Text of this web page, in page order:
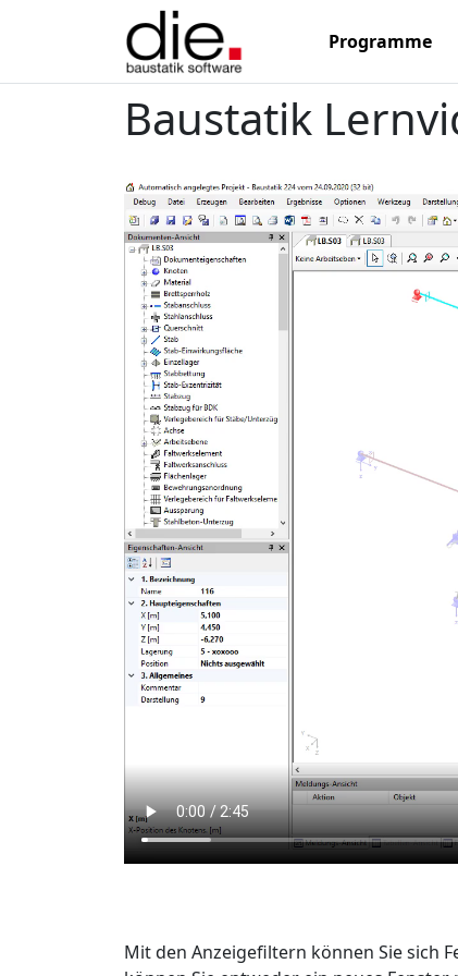
Programme
Baustatik
Mit den Anzeigefiltern können Sie sich